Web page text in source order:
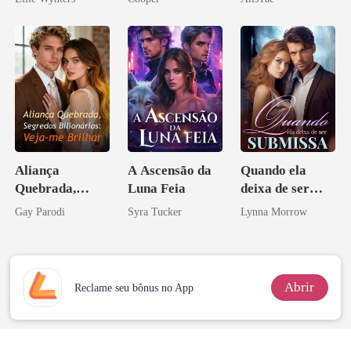
Aliança
Quebrada,
Segredos
Gay Parodi
A Ascensão da
Luna Feia
Syra Tucker
Quando ela
deixa de ser
submissa
Lynna Morrow
Reclame seu bônus no App Abrir